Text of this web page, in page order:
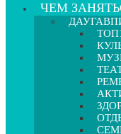
ЧЕМ